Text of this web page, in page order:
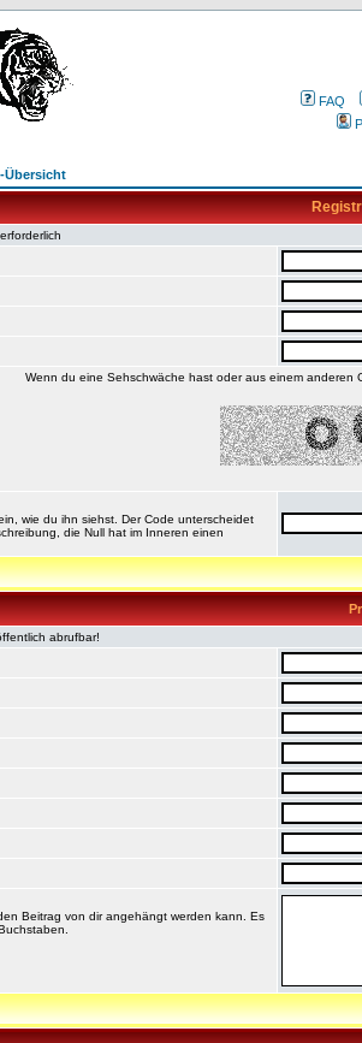
FAQ
Übersicht
Wenn du eine Sehschwäche hast oder aus einem
wie du ihn siehst. Der Code unterscheidet
die Null hat im Inneren einen
abrufbar!
Beitrag von dir angehängt werden kann. Es